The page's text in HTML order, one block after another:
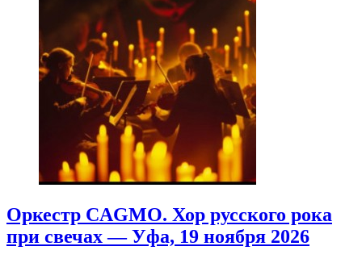
Оркестр CAGMO. Хор русского рока
при свечах — Уфа, 19 ноября 2026